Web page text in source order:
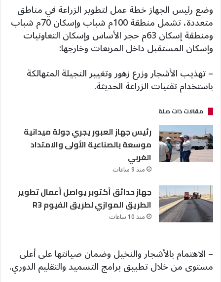
وضع رئيس الجهاز خطة عمل لتطوير الزراعة في مناطق
متعددة، تشمل منطقة 100م شباب وإسكان 70م شباب
ومنطقة إسكان 63م حجر الأساس وإسكان التعاونيات
وإسكان المستقبل داخل المربعات وخارجها:
– تهذيب الأشجار وزرع زهور وتغيير النجيلة المتهالكة
باستخدام تقنيات الزراعة الحديثة.
مقالات ذات صلة
رئيس جهاز العبور يجري جولة ميدانية
موسعة بالصناعية الأولى والامتداد
الغربي
منذ 9 ساعات
جهاز حدائق أكتوبر يواصل أعمال تطوير
الطريق الموازي لطريق الفيوم R3
منذ 10 ساعات
– الاهتمام بالأشجار والنخيل وضمان صيانتها على أعلى
مستوى من خلال تطبيق برامج التسميد والتقليم الدوري.